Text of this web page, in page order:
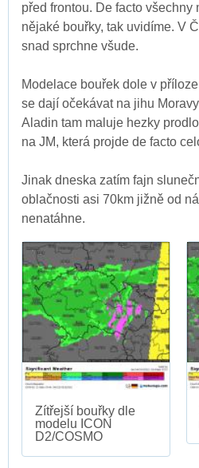
před frontou. De facto všechny
nějaké bouřky, tak uvidíme. V
snad sprchne všude.
Modelace bouřek dole v
se dají očekávat na jihu
Aladin tam maluje hezky
na JM, která projde de facto
Jinak dneska zatím fajn
oblačnosti asi 70km jižně od
nenatáhne.
Zítřejší bouřky dle
modelu ICON
D2/COSMO